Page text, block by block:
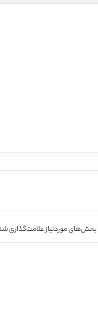
بخش‌های موردنیاز علامت‌گذاری